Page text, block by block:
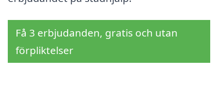
Få 3 erbjudanden, gratis och utan
förpliktelser